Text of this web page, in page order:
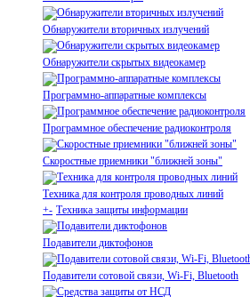
Обнаружители вторичных излучений
Обнаружители скрытых видеокамер
Программно-аппаратные комплексы
Программное обеспечение радиоконтроля
Скоростные приемники "ближней зоны"
Техника для контроля проводных линий
+- Техника защиты информации
Подавители диктофонов
Подавители сотовой связи, Wi-Fi, Bluetooth